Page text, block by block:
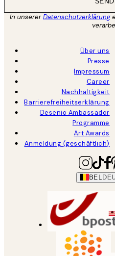
In unsererDatenschutzerklärung
Über uns
Presse
Impressum
Career
Nachhaltigkeit
Barrierefreiheitserklärung
Desenio Ambassador
Programme
Art Awards
Anmeldung (geschäftlich)
BEL